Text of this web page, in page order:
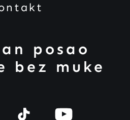
posao
bez muke